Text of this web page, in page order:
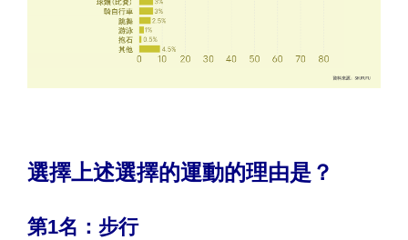
選擇上述選擇的運動的理由是？
第1名：步行